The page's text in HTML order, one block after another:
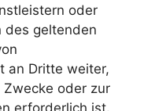
oder
des geltenden
an Dritte weiter,
oder zur
erforderlich ist.